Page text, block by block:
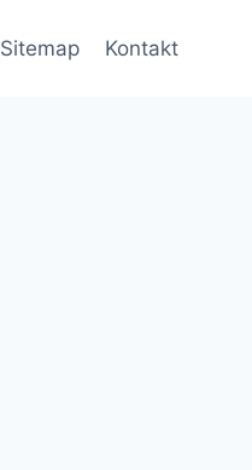
Sitemap Kontakt